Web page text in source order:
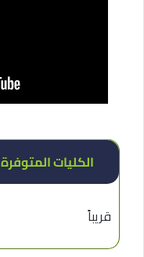
الكليات المتوفرة
قريباً